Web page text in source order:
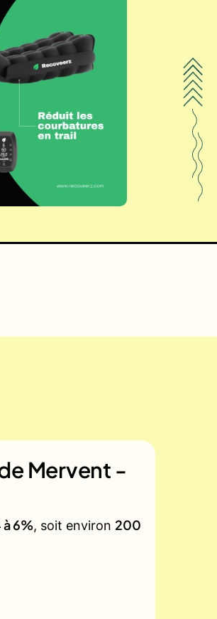
Mervent -
à 6%, soit environ 200